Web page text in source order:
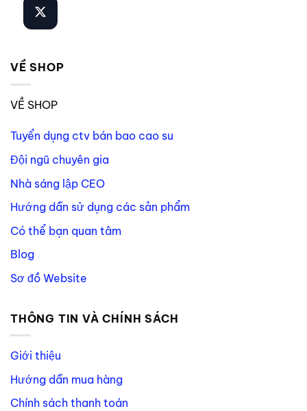
VỀ SHOP
VỀ SHOP
Tuyển dụng ctv bán bao cao su
Đội ngũ chuyên gia
Nhà sáng lập CEO
Hướng dẫn sử dụng các sản phẩm
Có thể bạn quan tâm
Blog
Sơ đồ Website
THÔNG TIN VÀ CHÍNH SÁCH
Giới thiệu
Hướng dẫn mua hàng
Chính sách thanh toán